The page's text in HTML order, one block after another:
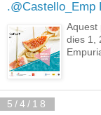
.@Castello_Emp
Aquest
dies 1,
5/4/18